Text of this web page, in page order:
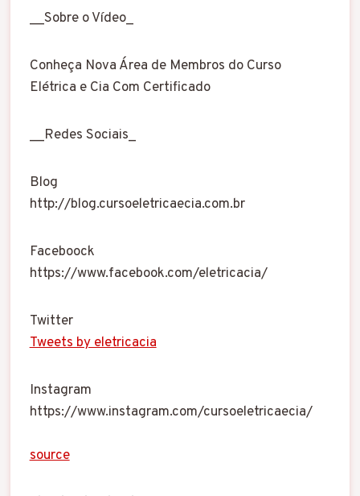
__Sobre o Vídeo_
Conheça Nova Área de Membros do Curso
Elétrica e Cia Com Certificado
__Redes Sociais_
Blog
http://blog.cursoeletricaecia.com.br
Faceboock
https://www.facebook.com/eletricacia/
Twitter
Tweets by eletricacia
Instagram
https://www.instagram.com/cursoeletricaecia/
source